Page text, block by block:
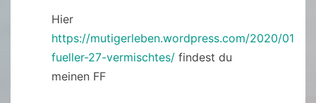
Hier
https://mutigerleben.wordpress.com/2020/01/
fueller-27-vermischtes/ findest du
meinen FF